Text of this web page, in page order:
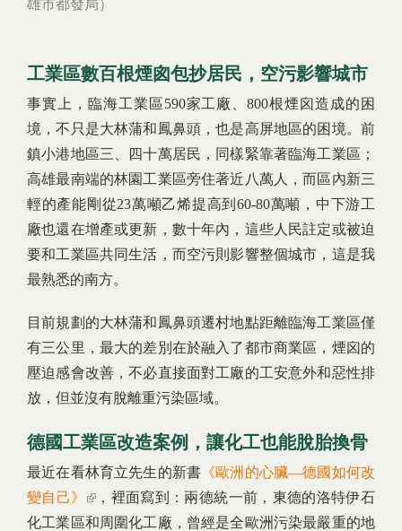
雄市都發局）
工業區數百根煙囪包抄居民，空污影響城市
事實上，臨海工業區590家工廠、800根煙囟造成的困
境，不只是大林蒲和鳳鼻頭，也是高屏地區的困境。前
鎮小港地區三、四十萬居民，同樣緊靠著臨海工業區；
高雄最南端的林園工業區旁住著近八萬人，而區內新三
輕的產能剛從23萬噸乙烯提高到60-80萬噸，中下游工
廠也還在增產或更新，數十年內，這些人民註定或被迫
要和工業區共同生活，而空污則影響整個城市，這是我
最熟悉的南方。
目前規劃的大林蒲和鳳鼻頭遷村地點距離臨海工業區僅
有三公里，最大的差別在於融入了都市商業區，煙囟的
壓迫感會改善，不必直接面對工廠的工安意外和惡性排
放，但並沒有脫離重污染區域。
德國工業區改造案例，讓化工也能脫胎換骨
最近在看林育立先生的新書 《歐洲的心臟—德國如何改
變自己》 (link is external)
，裡面寫到：兩德統一前，東德的洛特伊石
化工業區和周圍化工廠，曾經是全歐洲污染最嚴重的地